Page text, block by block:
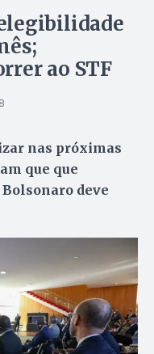
ao STF
nas próximas
que que
deve